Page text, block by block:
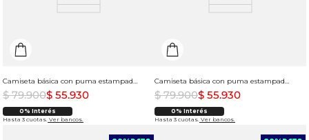
Camiseta básica con puma estampado para mujer
$ 79.900$ 55.930
0% Interés
Hasta 3 cuotas. Ver bancos.
Camiseta básica con puma estampado para mujer
$ 79.900$ 55.930
0% Interés
Hasta 3 cuotas. Ver bancos.